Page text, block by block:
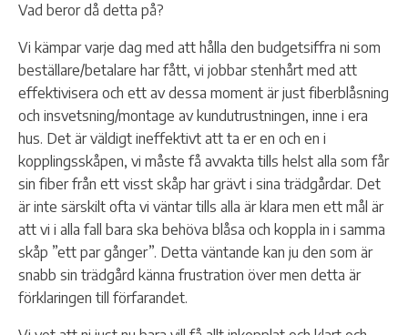
Vad beror då detta på?
Vi kämpar varje dag med att hålla den budgetsiffra ni som
beställare/betalare har fått, vi jobbar stenhårt med att
effektivisera och ett av dessa moment är just fiberblåsning
och insvetsning/montage av kundutrustningen, inne i era
hus. Det är väldigt ineffektivt att ta er en och en i
kopplingsskåpen, vi måste få avvakta tills helst alla som får
sin fiber från ett visst skåp har grävt i sina trädgårdar. Det
är inte särskilt ofta vi väntar tills alla är klara men ett mål är
att vi i alla fall bara ska behöva blåsa och koppla in i samma
skåp ”ett par gånger”. Detta väntande kan ju den som är
snabb sin trädgård känna frustration över men detta är
förklaringen till förfarandet.